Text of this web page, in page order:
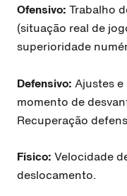
Ofensivo: Trabalho
(situação real de
superioridade
Defensivo: Ajustes
momento de
Recuperação
Físico: Velocidade
deslocamento.